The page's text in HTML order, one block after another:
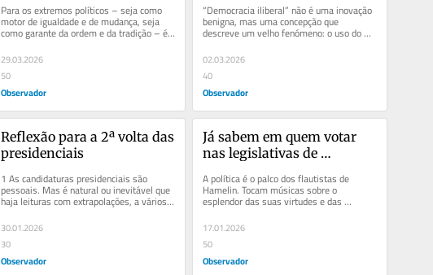
Para os extremos políticos – seja como
motor de igualdade e de mudança, seja
como garante da ordem e da tradição – é
fundamental ter e...
29.03.2026
50
Observador
“Democracia iliberal” não é uma inovação
benigna, mas uma concepção que
descreve um velho fenómeno: o uso do
02.03.2026
40
Observador
Reflexão para a 2ª volta das
presidenciais
1 As candidaturas presidenciais são
pessoais. Mas é natural ou inevitável que
haja leituras com extrapolações, a vários
níveis, nomeadamente...
30.01.2026
30
Observador
Já sabem em quem votar
nas legislativas de
A política é o palco dos flautistas de
Hamelin. Tocam músicas sobre o
esplendor das suas virtudes e das
maravilhas das suas capacidades para
uma...
17.01.2026
50
Observador